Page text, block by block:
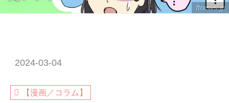
ftnews.jp
2024-03-04
【漫画／コラム】